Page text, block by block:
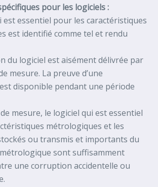
pour les logiciels :
est essentiel pour les caractéristiques
est identifié comme tel et rendu
du logiciel est aisément délivrée par
mesure. La preuve d’une
disponible pendant une période
mesure, le logiciel qui est essentiel
métrologiques et les
ou transmis et importants du
sont suffisamment
une corruption accidentelle ou